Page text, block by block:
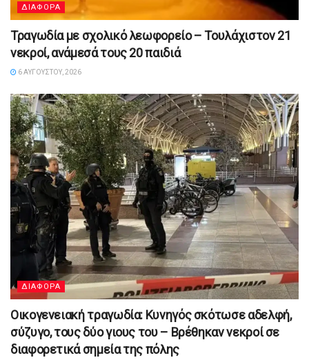
ΔΙΑΦΟΡΑ
Τραγωδία με σχολικό λεωφορείο – Τουλάχιστον 21
νεκροί, ανάμεσά τους 20 παιδιά
6 ΑΥΓΟΎΣΤΟΥ, 2026
ΔΙΑΦΟΡΑ
Οικογενειακή τραγωδία: Κυνηγός σκότωσε αδελφή,
σύζυγο, τους δύο γιους του – Βρέθηκαν νεκροί σε
διαφορετικά σημεία της πόλης